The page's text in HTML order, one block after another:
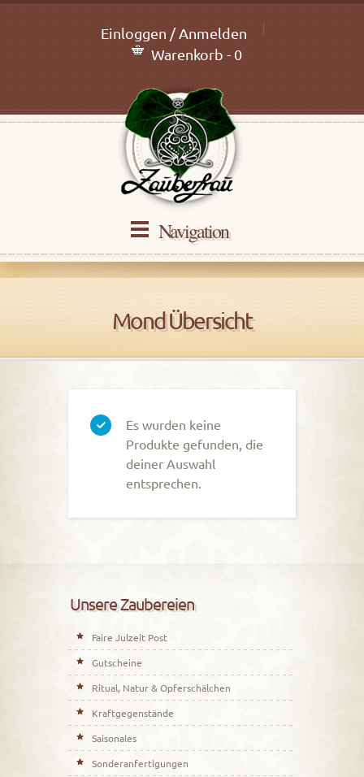
Einloggen / Anmelden
Warenkorb - 0
Navigation
Mond Übersicht
Es wurden keine
Produkte gefunden, die
deiner Auswahl
entsprechen.
Unsere Zaubereien
Faire Julzeit Post
Gutscheine
Ritual, Natur & Opferschälchen
Kraftgegenstände
Saisonales
Sonderanfertigungen